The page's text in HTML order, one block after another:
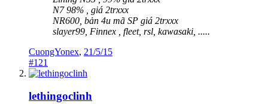
N7 98% , giá 2trxxx
NR600, bản 4u mã SP giá 2trxxx
slayer99, Finnex , fleet, rsl, kawasaki, .....
CuongYonex, 21/5/15
#121
lethingoclinh